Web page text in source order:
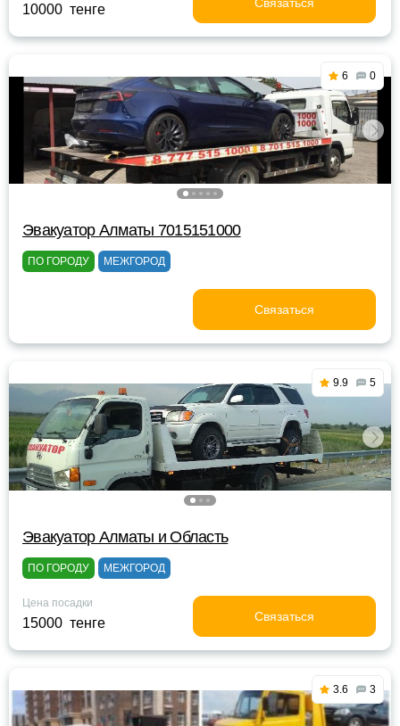
10000 тенге
6 0
Эвакуатор Алматы 7015151000
ПО ГОРОДУ МЕЖГОРОД
Связаться
9.9 5
Эвакуатор Алматы и Область
ПО ГОРОДУ МЕЖГОРОД
Цена посадки
15000 тенге Связаться
3.6 3